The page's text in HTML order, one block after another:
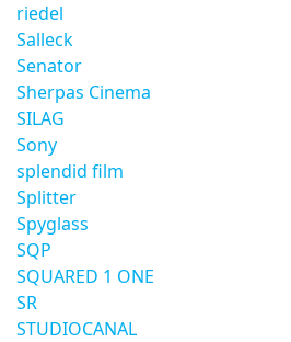
riedel
Salleck
Senator
Sherpas Cinema
SILAG
Sony
splendid film
Splitter
Spyglass
SQP
SQUARED 1 ONE
SR
STUDIOCANAL